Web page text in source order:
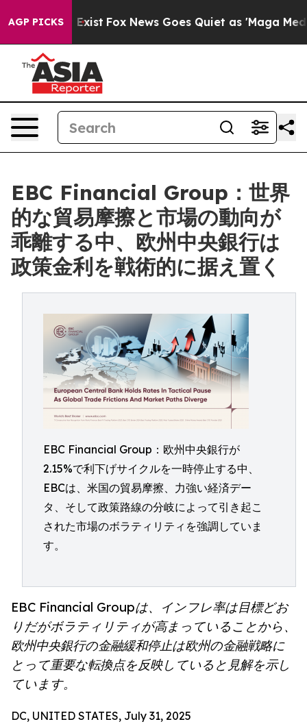
AGP PICKS
Exist Fox News Goes Quiet as 'Maga Media
EBC Financial Group：世界
的な貿易摩擦と市場の動向が
乖離する中、欧州中央銀行は
政策金利を戦術的に据え置く
EBC Financial Group：欧州中央銀行が
2.15%で利下げサイクルを一時停止する中、
EBCは、米国の貿易摩擦、力強い経済デー
タ、そして政策路線の分岐によって引き起こ
された市場のボラティリティを強調していま
す。
EBC Financial Groupは、インフレ率は目標どお
りだがボラティリティが高まっていることから、
欧州中央銀行の金融緩和停止は欧州の金融戦略に
とって重要な転換点を反映していると見解を示し
ています。
DC, UNITED STATES, July 31, 2025